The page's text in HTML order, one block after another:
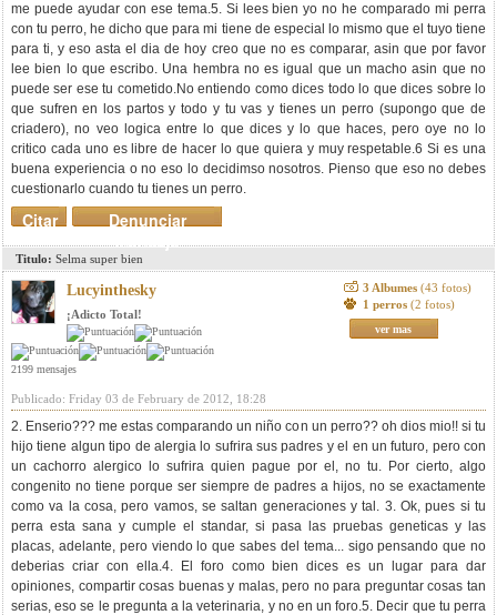
me puede ayudar con ese tema.5. Si lees bien yo no he comparado mi perra
con tu perro, he dicho que para mi tiene de especial lo mismo que el tuyo tiene
para ti, y eso asta el dia de hoy creo que no es comparar, asin que por favor
lee bien lo que escribo. Una hembra no es igual que un macho asin que no
puede ser ese tu cometido.No entiendo como dices todo lo que dices sobre lo
que sufren en los partos y todo y tu vas y tienes un perro (supongo que de
criadero), no veo logica entre lo que dices y lo que haces, pero oye no lo
critico cada uno es libre de hacer lo que quiera y muy respetable.6 Si es una
buena experiencia o no eso lo decidimso nosotros. Pienso que eso no debes
cuestionarlo cuando tu tienes un perro.
Denunciar
mensaje
Citar
Titulo: Selma super bien
Lucyinthesky
¡Adicto Total!
2199 mensajes
3 Albumes (43 fotos)
1 perros (2 fotos)
ver mas
Publicado: Friday 03 de February de 2012, 18:28
2. Enserio??? me estas comparando un niño con un perro?? oh dios mio!! si tu
hijo tiene algun tipo de alergia lo sufrira sus padres y el en un futuro, pero con
un cachorro alergico lo sufrira quien pague por el, no tu. Por cierto, algo
congenito no tiene porque ser siempre de padres a hijos, no se exactamente
como va la cosa, pero vamos, se saltan generaciones y tal. 3. Ok, pues si tu
perra esta sana y cumple el standar, si pasa las pruebas geneticas y las
placas, adelante, pero viendo lo que sabes del tema... sigo pensando que no
deberias criar con ella.4. El foro como bien dices es un lugar para dar
opiniones, compartir cosas buenas y malas, pero no para preguntar cosas tan
serias, eso se le pregunta a la veterinaria, y no en un foro.5. Decir que tu perra